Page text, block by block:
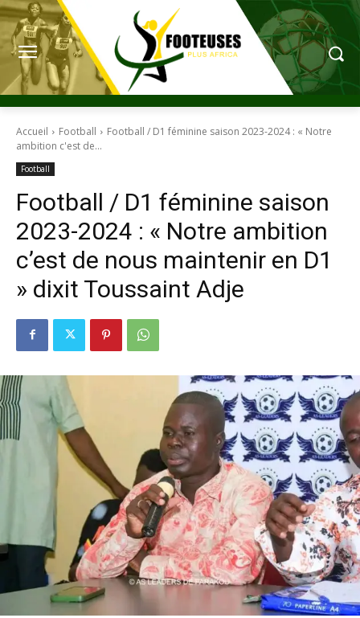
Accueil Football
Football / D1 féminine saison 2023-2024 : « Notre
ambition c'est de...
Football
Football / D1 féminine saison
2023-2024 : « Notre ambition
c’est de nous maintenir en D1
» dixit Toussaint Adje